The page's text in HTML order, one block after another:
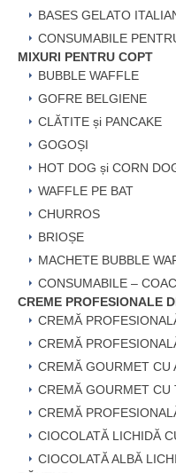
BASES GELATO
CONSUMABILE
MIXURI PENTRU COPT
BUBBLE WAFFLE
GOFRE BELGIENE
CLĂTITE și PANCAKE
GOGOȘI
HOT DOG și CORN
WAFFLE PE BAT
CHURROS
BRIOȘE
MACHETE BUBBLE
CONSUMABILE –
CREME PROFESIONALE
CREMĂ
CREMĂ
CREMĂ GOURMET CU
CREMĂ GOURMET CU
CREMĂ
CIOCOLATĂ LICHIDĂ
CIOCOLATĂ ALBĂ